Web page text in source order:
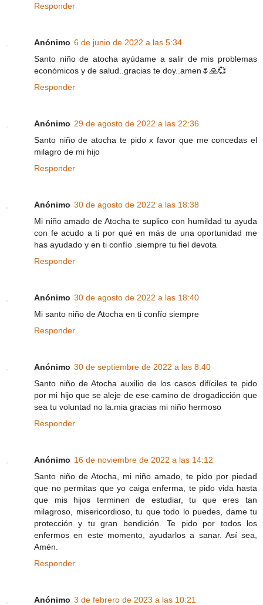
Responder
Anónimo 6 de junio de 2022 a las 5:34
Santo niño de atocha ayúdame a salir de mis problemas
económicos y de salud..gracias te doy..amen🌷🙏💞
Responder
Anónimo 29 de agosto de 2022 a las 22:36
Santo niño de atocha te pido x favor que me concedas el
milagro de mi hijo
Responder
Anónimo 30 de agosto de 2022 a las 18:38
Mi niño amado de Atocha te suplico con humildad tu ayuda
con fe acudo a ti por qué en más de una oportunidad me
has ayudado y en ti confío .siempre tu fiel devota
Responder
Anónimo 30 de agosto de 2022 a las 18:40
Mi santo niño de Atocha en ti confío siempre
Responder
Anónimo 30 de septiembre de 2022 a las 8:40
Santo niño de Atocha auxilio de los casos difíciles te pido
por mi hijo que se aleje de ese camino de drogadicción que
sea tu voluntad no la.mia gracias mi niño hermoso
Responder
Anónimo 16 de noviembre de 2022 a las 14:12
Santo niño de Atocha, mi niño amado, te pido por piedad
que no permitas que yo caiga enferma, te pido vida hasta
que mis hijos terminen de estudiar, tu que eres tan
milagroso, misericordioso, tu que todo lo puedes, dame tu
protección y tu gran bendición. Te pido por todos los
enfermos en este momento, ayudarlos a sanar. Así sea,
Amén.
Responder
Anónimo 3 de febrero de 2023 a las 10:21